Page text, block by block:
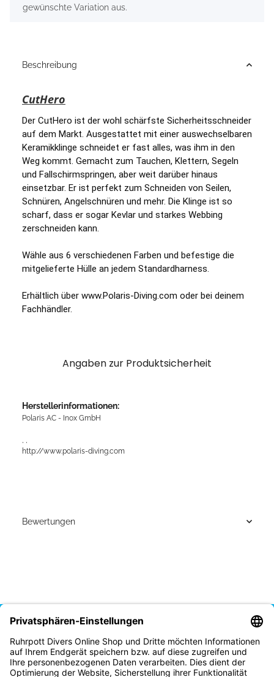
gewünschte Variation aus.
Beschreibung
CutHero
Der CutHero ist der wohl schärfste Sicherheitsschneider
auf dem Markt. Ausgestattet mit einer auswechselbaren
Keramikklinge schneidet er fast alles, was ihm in den
Weg kommt. Gemacht zum Tauchen, Klettern, Segeln
und Fallschirmspringen, aber weit darüber hinaus
einsetzbar. Er ist perfekt zum Schneiden von Seilen,
Schnüren, Angelschnüren und mehr. Die Klinge ist so
scharf, dass er sogar Kevlar und starkes Webbing
zerschneiden kann.
Wähle aus 6 verschiedenen Farben und befestige die
mitgelieferte Hülle an jedem Standardharness.
Erhältlich über www.Polaris-Diving.com oder bei deinem
Fachhändler.
Angaben zur Produktsicherheit
Herstellerinformationen:
Polaris AC - Inox GmbH
http://www.polaris-diving.com
Bewertungen